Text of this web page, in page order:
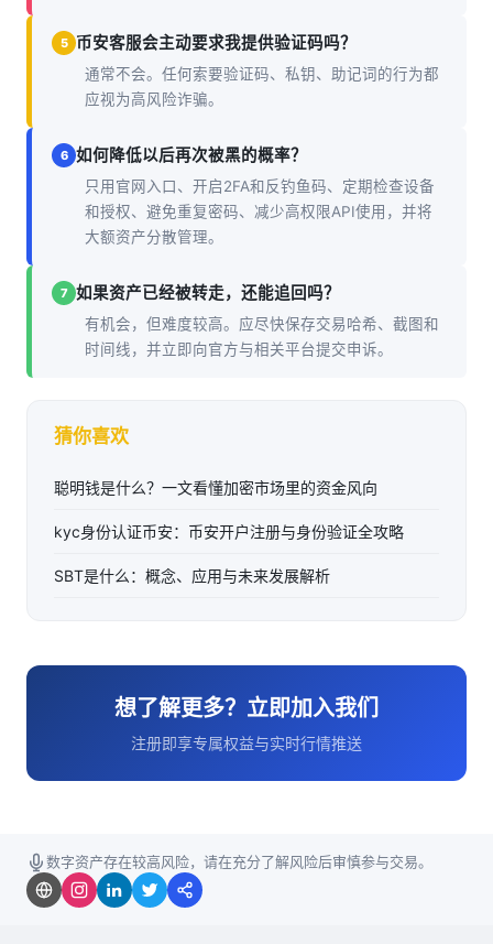
5 币安客服会主动要求我提供验证码吗？
通常不会。任何索要验证码、私钥、助记词的行为都
应视为高风险诈骗。
6 如何降低以后再次被黑的概率？
只用官网入口、开启2FA和反钓鱼码、定期检查设备
和授权、避免重复密码、减少高权限API使用，并将
大额资产分散管理。
7 如果资产已经被转走，还能追回吗？
有机会，但难度较高。应尽快保存交易哈希、截图和
时间线，并立即向官方与相关平台提交申诉。
猜你喜欢
聪明钱是什么？一文看懂加密市场里的资金风向
kyc身份认证币安：币安开户注册与身份验证全攻略
SBT是什么：概念、应用与未来发展解析
想了解更多？立即加入我们
注册即享专属权益与实时行情推送
数字资产存在较高风险，请在充分了解风险后审慎参与交易。